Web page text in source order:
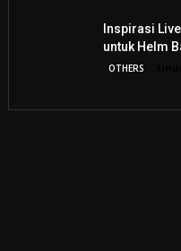
Inspirasi
untuk Helm
OTHERS